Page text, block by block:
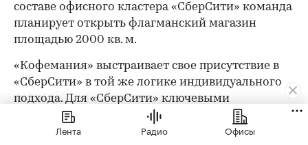
составе офисного кластера «СберСити» команда
планирует открыть флагманский магазин
площадью 2000 кв. м.
«Кофемания» выстраивает свое присутствие в
«СберСити» в той же логике индивидуального
подхода. Для «СберСити» ключевыми
ориентирами при проектировании стали
технологичность решений, функциональность и
Лента Радио Офисы